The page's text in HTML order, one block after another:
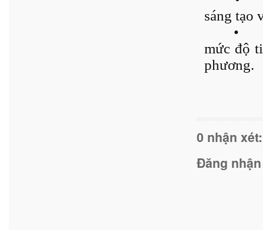
sáng tạo
•
mức độ
phương.
0 nhận xét:
Đăng